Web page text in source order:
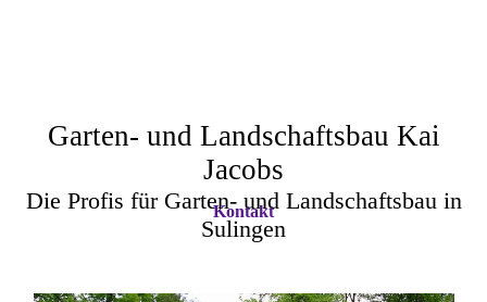
Garten- und Landschaftsbau Kai
Jacobs
Die Profis für Garten- und Landschaftsbau in
Sulingen
Kontakt